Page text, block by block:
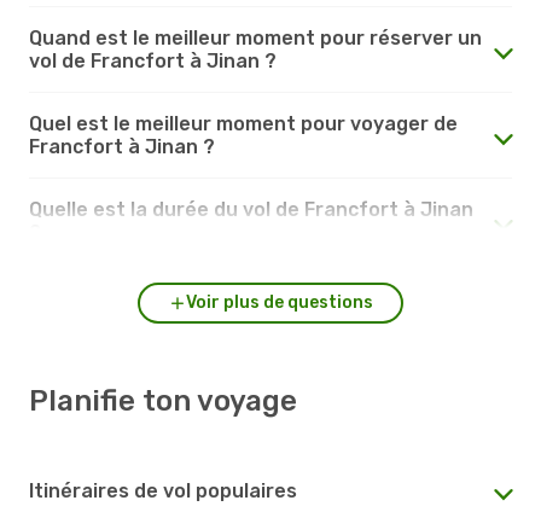
Quand est le meilleur moment pour réserver un
vol de Francfort à Jinan ?
Quel est le meilleur moment pour voyager de
Francfort à Jinan ?
Quelle est la durée du vol de Francfort à Jinan
Voir plus de questions
Planifie ton voyage
Itinéraires de vol populaires